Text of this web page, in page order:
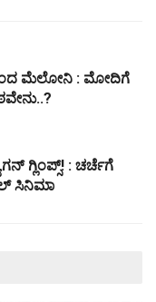
ಎಂದ ಮೆಲೋನಿ : ಮೋದಿಗೆ
ಗ್ಲಿಂಪ್ಸ್!‌ : ಚರ್ಚೆಗೆ
ಸಿನಿಮಾ